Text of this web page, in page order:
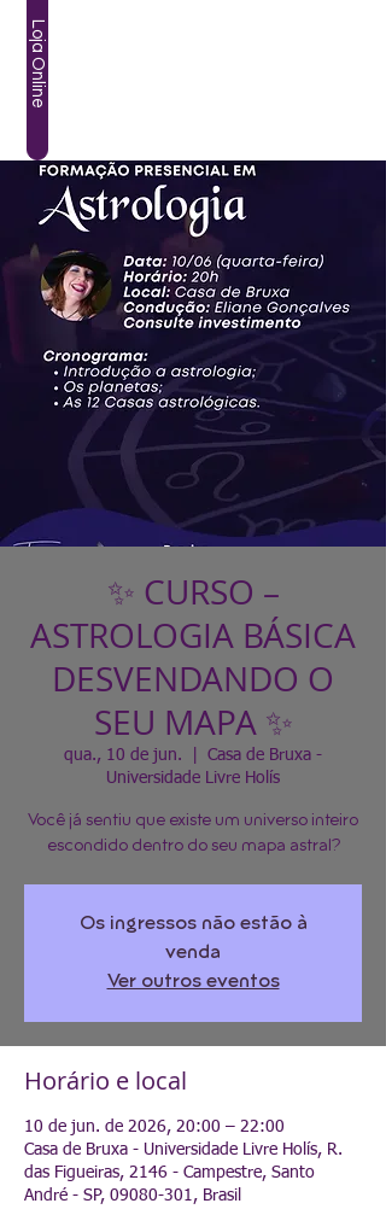
Loja Online
✨ CURSO –
ASTROLOGIA BÁSICA
DESVENDANDO O
SEU MAPA ✨
qua., 10 de jun.
Casa de Bruxa -
Universidade Livre Holís
Você já sentiu que existe um universo inteiro
escondido dentro do seu mapa astral?
Os ingressos não estão à
venda
Ver outros eventos
Horário e local
10 de jun. de 2026, 20:00 – 22:00
Casa de Bruxa - Universidade Livre Holís, R.
das Figueiras, 2146 - Campestre, Santo
André - SP, 09080-301, Brasil